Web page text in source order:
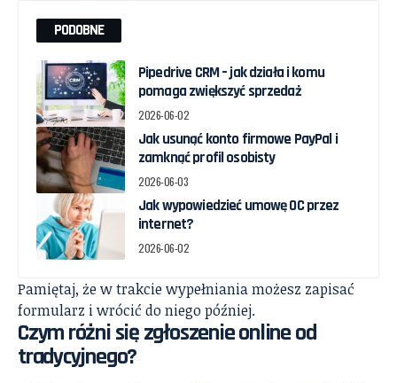
PODOBNE
Pipedrive CRM – jak działa i komu
pomaga zwiększyć sprzedaż
2026-06-02
Jak usunąć konto firmowe PayPal i
zamknąć profil osobisty
2026-06-03
Jak wypowiedzieć umowę OC przez
internet?
2026-06-02
Pamiętaj, że w trakcie wypełniania możesz zapisać
formularz i wrócić do niego później.
Czym różni się zgłoszenie online od
tradycyjnego?